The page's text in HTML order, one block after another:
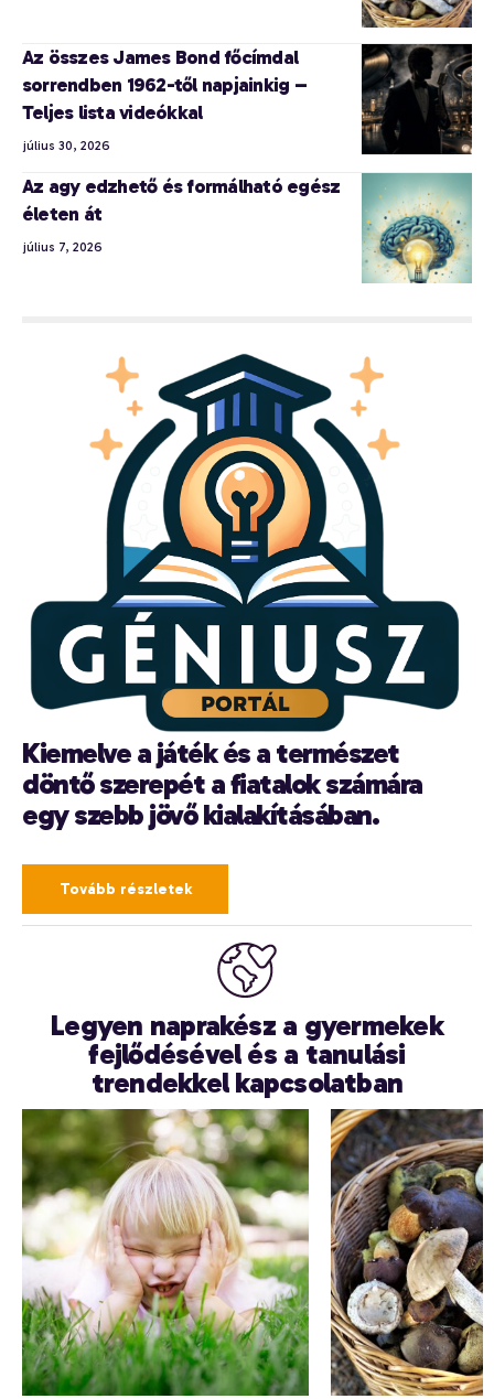
Az összes James Bond főcímdal
sorrendben 1962-től napjainkig –
Teljes lista videókkal
július 30, 2026
Az agy edzhető és formálható egész
életen át
július 7, 2026
Kiemelve a játék és a természet
döntő szerepét a fiatalok számára
egy szebb jövő kialakításában.
Tovább részletek
Legyen naprakész a gyermekek
fejlődésével és a tanulási
trendekkel kapcsolatban